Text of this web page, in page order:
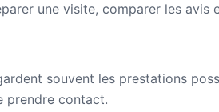
une visite, comparer les avis
souvent les prestations
prendre contact.